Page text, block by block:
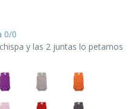
0/0
y las 2 juntas lo petamos